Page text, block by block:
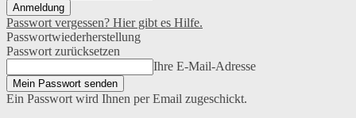
Passwort vergessen? Hier gibt es Hilfe.
Passwortwiederherstellung
Passwort zurücksetzen
Ihre E-Mail-Adresse
Ein Passwort wird Ihnen per Email zugeschickt.